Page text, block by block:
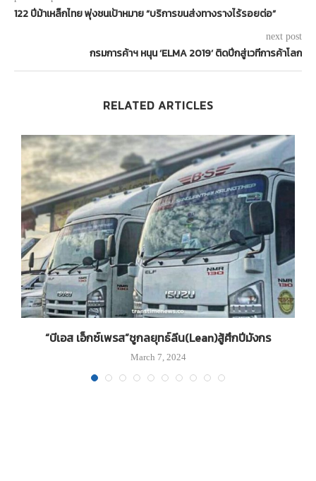
122 ปีม้าเหล็กไทย พุ่งชนเป้าหมาย “บริการขนส่งทางรางไร้รอยต่อ”
next post
กรมการค้าฯ หนุน ‘ELMA 2019’ ติดปีกสู่เวทีการค้าโลก
RELATED ARTICLES
“บีเอส เอ็กซ์เพรส”ชูกลยุทธ์ลีน(Lean)สู้ศึกปีมังกร
March 7, 2024